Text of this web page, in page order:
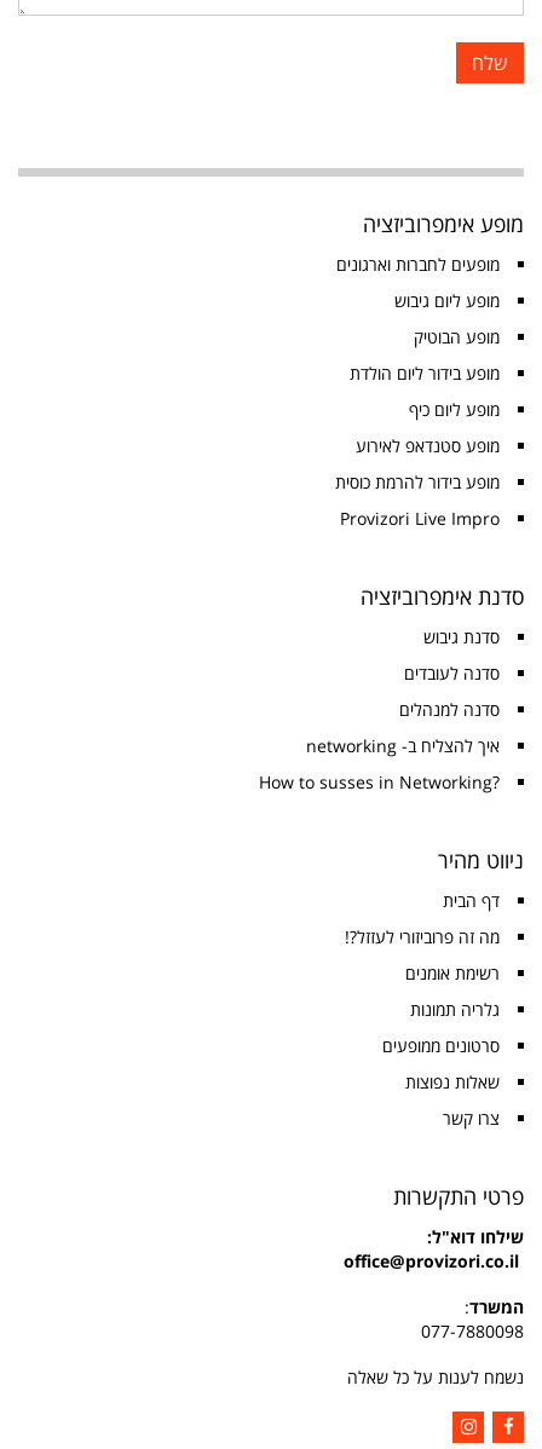
מופע אימפרוביזציה
מופעים לחברות וארגונים
מופע ליום גיבוש
מופע הבוטיק
מופע בידור ליום הולדת
מופע ליום כיף
מופע סטנדאפ לאירוע
מופע בידור להרמת כוסית
Provizori Live Impro
סדנת אימפרוביזציה
סדנת גיבוש
סדנה לעובדים
סדנה למנהלים
איך להצליח ב- networking
?How to susses in Networking
ניווט מהיר
דף הבית
מה זה פרוביזורי לעזזל?!
רשימת אומנים
גלריה תמונות
סרטונים ממופעים
שאלות נפוצות
צרו קשר
פרטי התקשרות
שילחו דוא"ל:
office@provizori.co.il
המשרד:
077-7880098
נשמח לענות על כל שאלה